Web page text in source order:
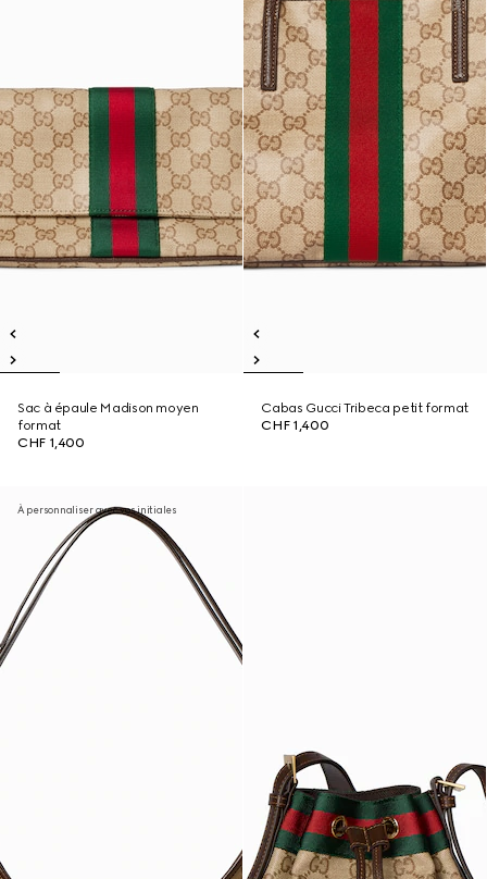
Sac à épaule Madison moyen
format
CHF 1,400
Cabas Gucci Tribeca petit format
CHF 1,400
À personnaliser avec vos initiales